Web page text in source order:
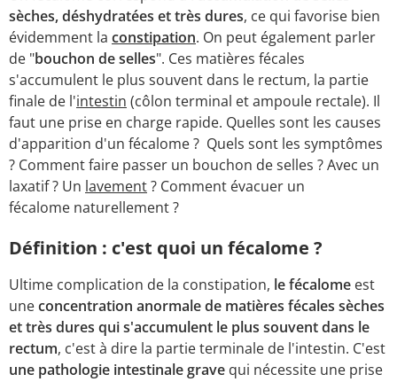
sèches, déshydratées et très dures, ce qui favorise bien
évidemment la constipation. On peut également parler
de "bouchon de selles". Ces matières fécales
s'accumulent le plus souvent dans le rectum, la partie
finale de l'intestin (côlon terminal et ampoule rectale). Il
faut une prise en charge rapide. Quelles sont les causes
d'apparition d'un fécalome ? Quels sont les symptômes
? Comment faire passer un bouchon de selles ? Avec un
laxatif ? Un lavement? Comment évacuer un
fécalome naturellement ?
Définition : c'est quoi un fécalome ?
Ultime complication de la constipation, le fécalome est
uneconcentration anormale de matières fécales sèches
et très dures qui s'accumulent le plus souvent dans le
rectum, c'est à dire la partie terminale de l'intestin. C'est
une pathologie intestinale grave qui nécessite une prise